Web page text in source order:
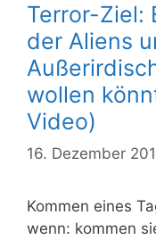
Terror-Ziel:
der Aliens
wollen
Video)
16. Dezember
Kommen eines
wenn: kommen